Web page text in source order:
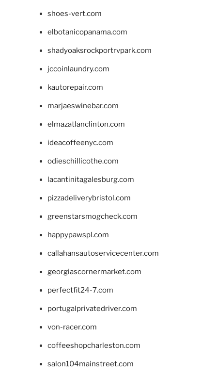
shoes-vert.com
elbotanicopanama.com
shadyoaksrockportrvpark.com
jccoinlaundry.com
kautorepair.com
marjaeswinebar.com
elmazatlanclinton.com
ideacoffeenyc.com
odieschillicothe.com
lacantinitagalesburg.com
pizzadeliverybristol.com
greenstarsmogcheck.com
happypawspl.com
callahansautoservicecenter.com
georgiascornermarket.com
perfectfit24-7.com
portugalprivatedriver.com
von-racer.com
coffeeshopcharleston.com
salon104mainstreet.com